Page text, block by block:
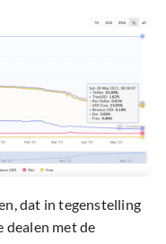
dat in tegenstelling
met de